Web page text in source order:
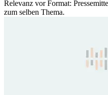
Relevanz vor Format:
zum selben Thema.